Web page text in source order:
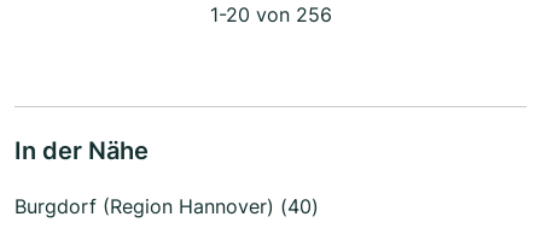
1-20 von 256
In der Nähe
Burgdorf (Region Hannover) (40)